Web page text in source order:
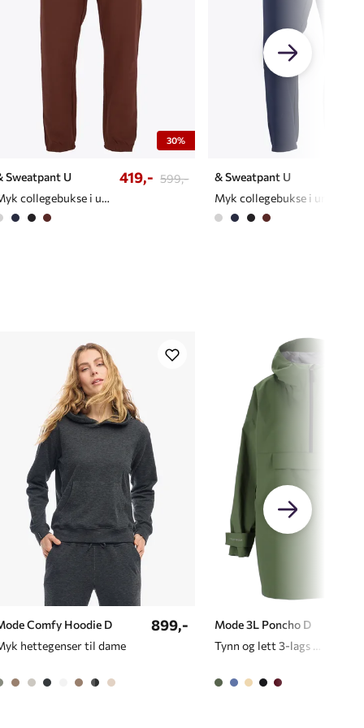
30%
Sweatpant U
Myk collegebukse i unisex
419,- 599,-
& Sweatpant U
Myk collegebukse i unisex
Comfy Hoodie D
hettegenser til dame
899,-
Mode 3L Poncho D
Tynn og lett 3-lags poncho til dame